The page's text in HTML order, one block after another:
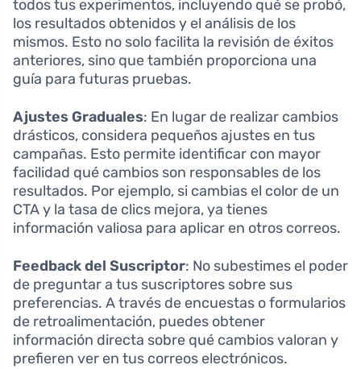
todos tus experimentos, incluyendo qué se probó,
los resultados obtenidos y el análisis de los
mismos. Esto no solo facilita la revisión de éxitos
anteriores, sino que también proporciona una
guía para futuras pruebas.
Ajustes Graduales: En lugar de realizar cambios
drásticos, considera pequeños ajustes en tus
campañas. Esto permite identificar con mayor
facilidad qué cambios son responsables de los
resultados. Por ejemplo, si cambias el color de un
CTA y la tasa de clics mejora, ya tienes
información valiosa para aplicar en otros correos.
Feedback del Suscriptor: No subestimes el poder
de preguntar a tus suscriptores sobre sus
preferencias. A través de encuestas o formularios
de retroalimentación, puedes obtener
información directa sobre qué cambios valoran y
prefieren ver en tus correos electrónicos.